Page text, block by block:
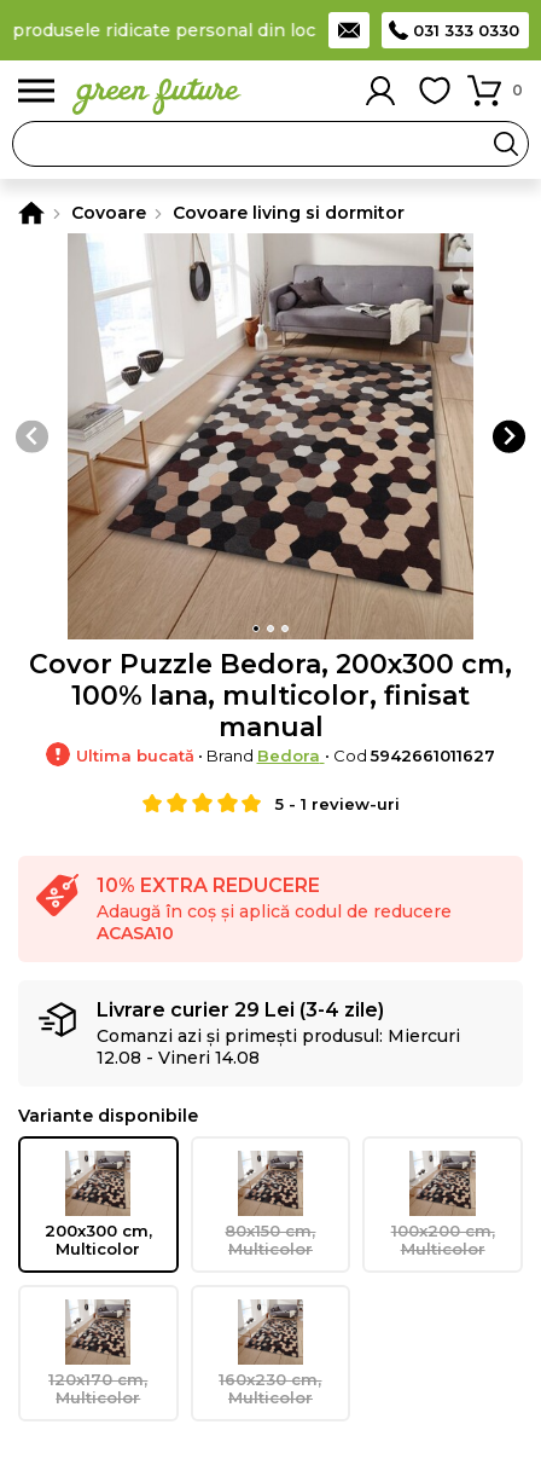
ridicate personal din locker Taxă de livrare 11,99
031 333 0330
0
Covoare Covoare living si dormitor
Covor Puzzle Bedora, 200x300 cm,
100% lana, multicolor, finisat
manual
Ultima bucată • Brand Bedora • Cod5942661011627
5- 1 review-uri
10% EXTRA REDUCERE
Adaugă în coș și aplică codul de reducere
ACASA10
Livrare curier 29 Lei (3-4 zile)
Comanzi azi și primești produsul: Miercuri
12.08 - Vineri 14.08
Variante disponibile
200x300 cm,
Multicolor
80x150 cm,
Multicolor
100x200 cm,
Multicolor
120x170 cm,
Multicolor
160x230 cm,
Multicolor